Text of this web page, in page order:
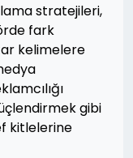
stratejileri,
fark
kelimelere
gibi
kitlelerine